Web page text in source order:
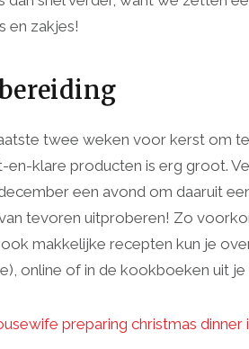
en zakjes!
twee weken voor kerst om
en-klare producten is erg groot.
een avond om daaruit
tevoren uitproberen! Zo
makkelijke recepten kun je
online of in de kookboeken uit je